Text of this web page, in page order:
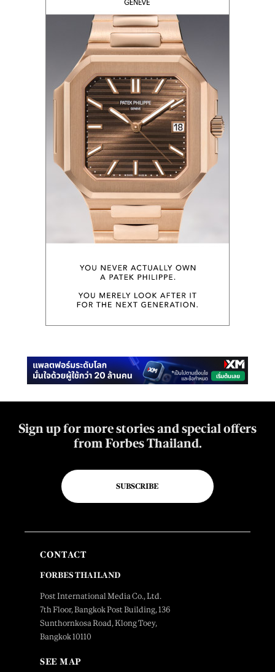
Sign up for more stories and special offers
from Forbes Thailand.
SUBSCRIBE
CONTACT
FORBES THAILAND
Post International Media Co., Ltd.
7th Floor, Bangkok Post Building, 136
Sunthornkosa Road, Klong Toey,
Bangkok 10110
SEE MAP